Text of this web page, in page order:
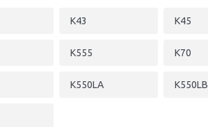
K43 K45
K555 K70
K550LA K550LB